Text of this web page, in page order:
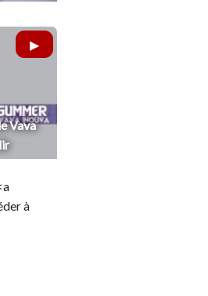
Vava
à